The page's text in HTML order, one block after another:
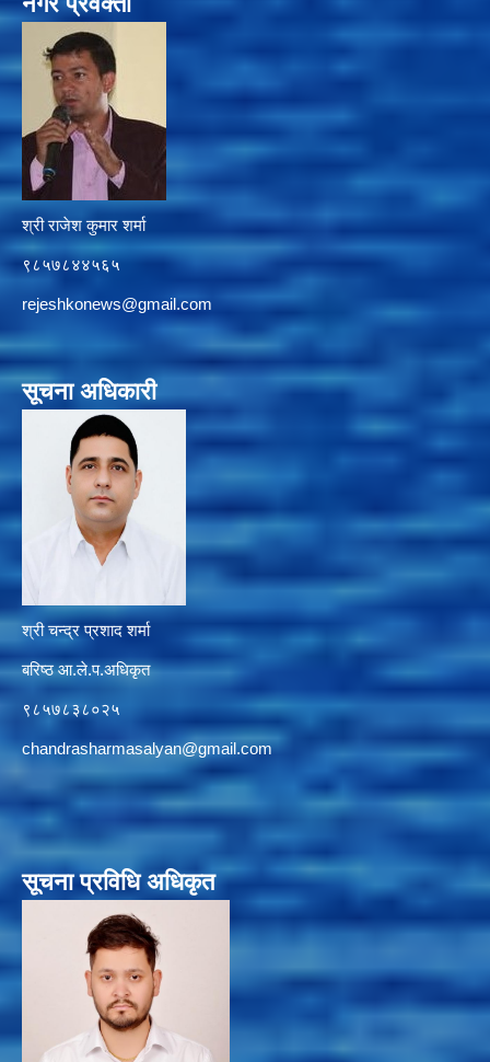
श्री राजेश कुमार शर्मा
९८५७८४४५६५
rejeshkonews@gmail.com
सूचना अधिकारी
श्री चन्द्र प्रशाद शर्मा
बरिष्ठ आ.ले.प.अधिकृत
९८५७८३८०२५
chandrasharmasalyan@gmail.com
सूचना प्रविधि अधिकृत